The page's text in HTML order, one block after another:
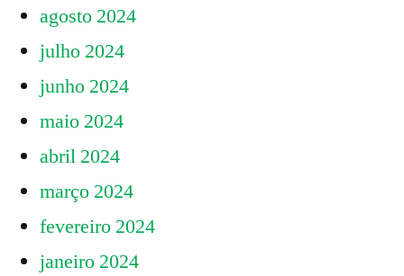
agosto 2024
julho 2024
junho 2024
maio 2024
abril 2024
março 2024
fevereiro 2024
janeiro 2024